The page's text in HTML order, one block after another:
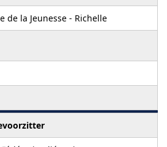
de la Jeunesse - Richelle